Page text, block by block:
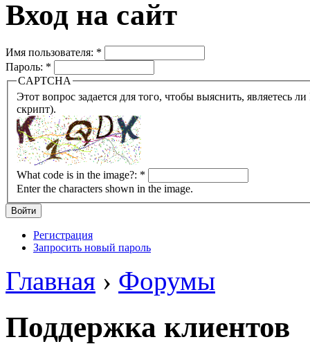
Вход на сайт
Имя пользователя: *
Пароль: *
CAPTCHA
Этот вопрос задается для того, чтобы выяснить, являетесь ли Вы человеком или представляете из себя робота
скрипт).
What code is in the image?: *
Enter the characters shown in the image.
Регистрация
Запросить новый пароль
Главная › Форумы
Поддержка клиентов